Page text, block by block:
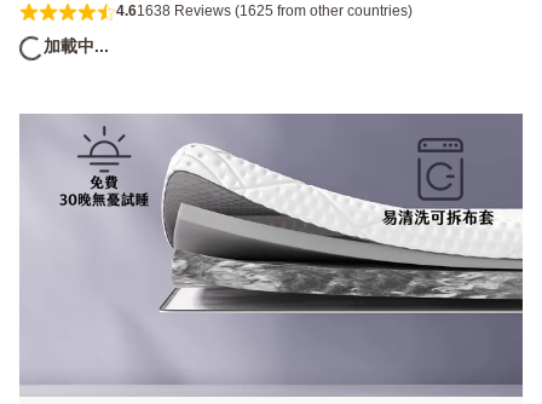
4.6 out of 5 stars 1638 Reviews (1625
4.61638 Reviews (1625 from other countries)
加載中...